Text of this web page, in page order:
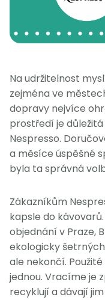
Na udržitelnost
zejména ve
dopravy nejvíce
prostředí je
Nespresso.
a měsíce úspěšné
byla ta správná
Zákazníkům
kapsle do
objednání v Praze,
ekologicky
ale nekončí.
jednou. Vracíme je
recyklují a dávají